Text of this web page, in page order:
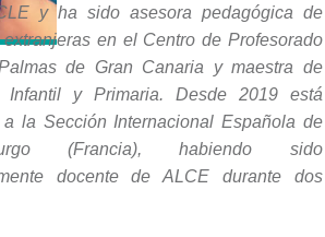
y ha sido asesora pedagógica de
en el Centro de Profesorado
de Gran Canaria y maestra de
Infantil y Primaria. Desde 2019 está
a la Sección Internacional Española de
(Francia), habiendo sido
docente de ALCE durante dos